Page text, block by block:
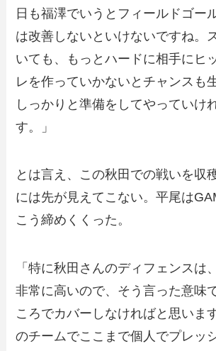
日も福澤でいうとフィールドゴー
は改善しないといけないですね。
いても、もっとハードに相手にヒ
レを作っていかないとチャンスも
しっかりと準備をしてやっていけ
す。」
とは言え、この秋田での戦いを収
には先が見えてこない。平尾は
こう締めくくった。
「特に秋田さんのディフェンスは
非常に高いので、そう言った意味
ころでカバーしなければと思いま
のチームでここまで個人でプレッ